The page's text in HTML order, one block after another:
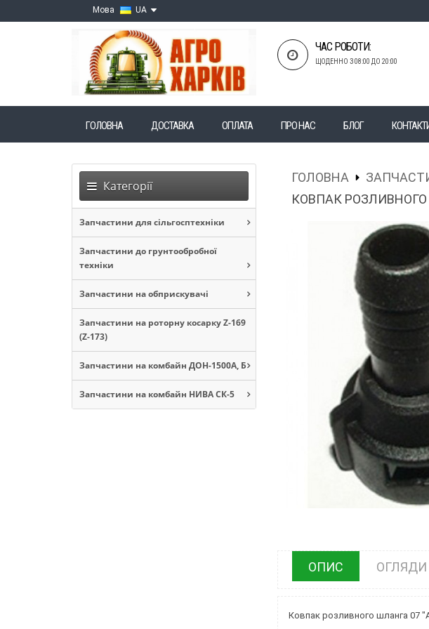
Мова UA
ЧАС РОБОТИ:
ЩОДЕННО З 08:00 ДО 20:00
ГОЛОВНА ДОСТАВКА ОПЛАТА ПРО НАС БЛОГ
Категорії
Запчастини для сільгосптехніки
Запчастини до грунтообробної
техніки
Запчастини на обприскувачі
Запчастини на роторну косарку Z-169
(Z-173)
Запчастини на комбайн ДОН-1500А, Б
Запчастини на комбайн НИВА СК-5
ГОЛОВНА
КОВПАК РОЗЛИВНОГО
ОПИС ОГЛЯДИ
Ковпак розливного шланга 07